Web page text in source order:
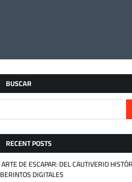
BUSCAR
RECENT POSTS
DE ESCAPAR: DEL CAUTIVERIO
DIGITALES